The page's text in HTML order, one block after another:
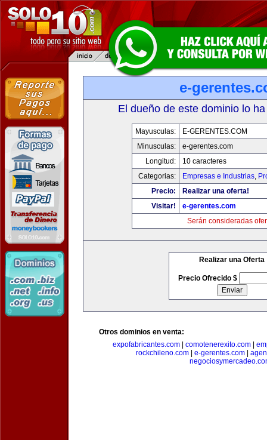
e-
El dueño de este dominio lo
Mayusculas:
E-GERENTES.COM
Minusculas:
e-gerentes.com
Longitud:
10 caracteres
Categorias:
Empresas e Industrias,
Precio:
Realizar una oferta!
Visitar!
e-gerentes.com
Serán consideradas
Realizar una Oferta
Precio Ofrecido $
Otros dominios en venta:
expofabricantes.com| comotenerexito.com|
rockchileno.com| e-gerentes.com|